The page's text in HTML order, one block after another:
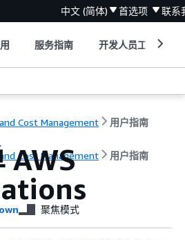
中文 (简体) 首选项 联系
服务指南 开发人员工具
Cost Management 用户指南
Cost Management 用户指南
AWS
聚焦模式